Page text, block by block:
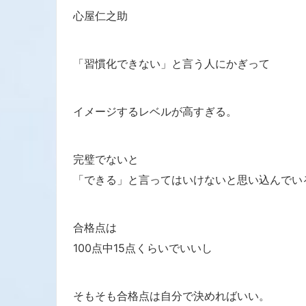
心屋仁之助
「習慣化できない」と言う人にかぎって
イメージするレベルが高すぎる。
完璧でないと
「できる」と言ってはいけないと思い込んでい
合格点は
100点中15点くらいでいいし
そもそも合格点は自分で決めればいい。